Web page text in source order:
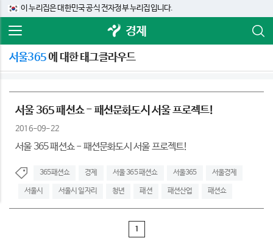
이 누리집은 대한민국 공식 전자정부 누리집입니다.
경제
서울365 에 대한 태그클라우드
서울 365 패션쇼 - 패션문화도시 서울 프로젝트!
2016-09-22
서울 365 패션쇼 - 패션문화도시 서울 프로젝트!
365패션쇼 경제 서울 365 패션쇼 서울365 서울경제
서울시 서울시 일자리 청년 패션 패션산업 패션쇼
1